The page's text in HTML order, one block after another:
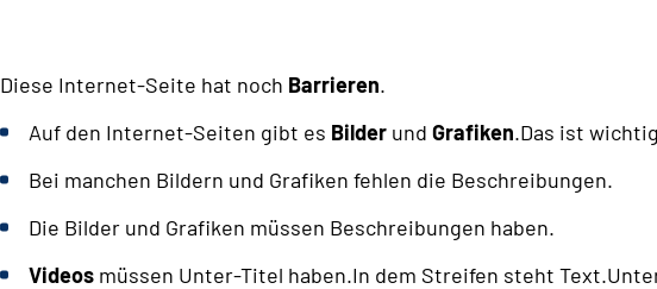
Diese Internet-Seite hat noch Barrieren.
Auf den Internet-Seiten gibt es Bilder und Grafiken.Das ist
Bei manchen Bildern und Grafiken fehlen die Beschreibungen.
Die Bilder und Grafiken müssen Beschreibungen haben.
Videos müssen Unter-Titel haben.In dem Streifen steht